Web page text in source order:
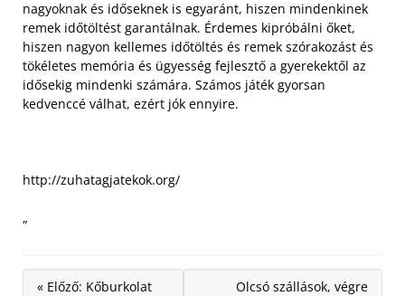
nagyoknak és időseknek is egyaránt, hiszen mindenkinek
remek időtöltést garantálnak. Érdemes kipróbálni őket,
hiszen nagyon kellemes időtöltés és remek szórakozást és
tökéletes memória és ügyesség fejlesztő a gyerekektől az
idősekig mindenki számára. Számos játék gyorsan
kedvenccé válhat, ezért jók ennyire.
http://zuhatagjatekok.org/
„
« Előző: Kőburkolat
Olcsó szállások, végre